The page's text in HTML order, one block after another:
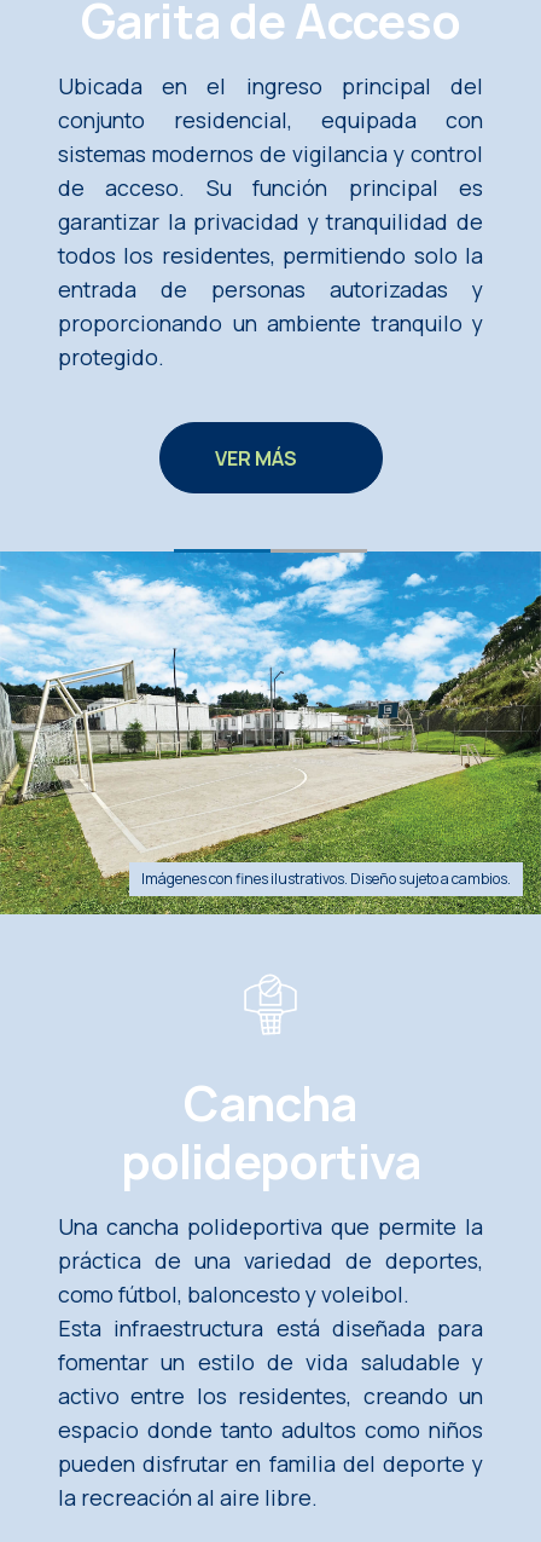
Garita de Acceso
Ubicada en el ingreso principal del
conjunto residencial, equipada con
sistemas modernos de vigilancia y control
de acceso. Su función principal es
garantizar la privacidad y tranquilidad de
todos los residentes, permitiendo solo la
entrada de personas autorizadas y
proporcionando un ambiente tranquilo y
protegido.
VER MÁS
Cancha
polideportiva
Una cancha polideportiva que permite la
práctica de una variedad de deportes,
como fútbol, baloncesto y voleibol.
Esta infraestructura está diseñada para
fomentar un estilo de vida saludable y
activo entre los residentes, creando un
espacio donde tanto adultos como niños
pueden disfrutar en familia del deporte y
la recreación al aire libre.